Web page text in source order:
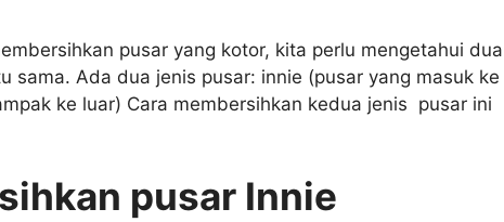
pusar yang kotor, kita perlu mengetahui dua
sama. Ada dua jenis pusar: innie (pusar yang masuk ke
ke luar) Cara membersihkan kedua jenis pusar ini
pusar Innie